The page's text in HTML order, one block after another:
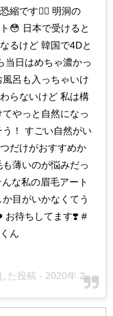
縮です🙇‍♀️ 明洞の
😳 日本で受けると
るけど 韓国で4Dと
当日はめちゃ濃かっ
呂も入っちゃいけ
らないけど 私は構
やっと自然になっ
！ すごい自然がい
だけがおすすめか
薄いのが悩みだっ
な私の眉毛アート
目がいかなくてう
お待ちしてます❣️ #
ん
た投稿 - 2020年 2月月17日午前7時11分PST